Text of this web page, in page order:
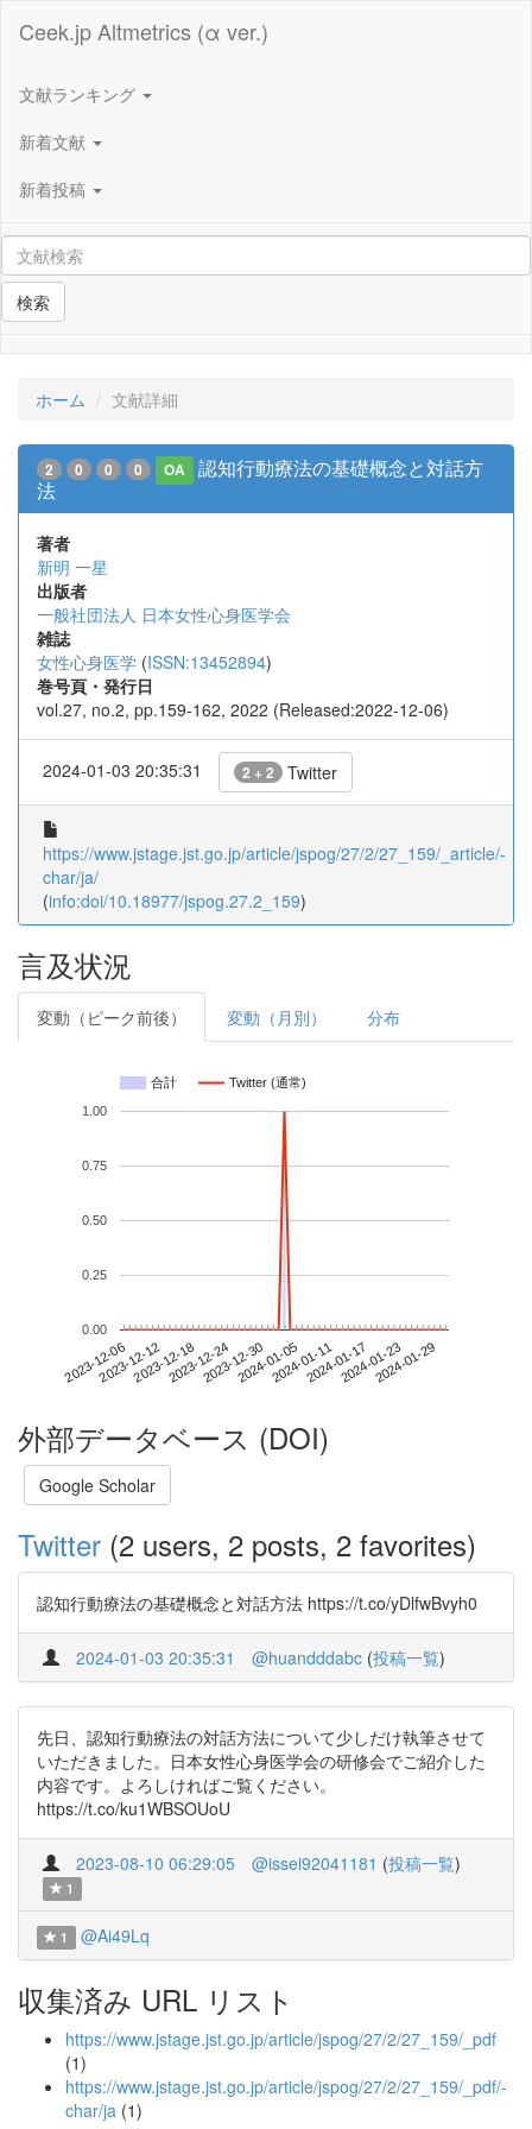
Ceek.jp Altmetrics (α ver.)
文献ランキング
新着文献
新着投稿
検索
ホーム 文献詳細
2 0 0 0 OA
認知行動療法の基礎概念と対話方
法
著者
新明 一星
出版者
一般社団法人 日本女性心身医学会
雑誌
女性心身医学 (ISSN:13452894)
巻号頁・発行日
vol.27, no.2, pp.159-162, 2022 (Released:2022-12-06)
2024-01-03 20:35:31 2 + 2 Twitter
https://www.jstage.jst.go.jp/article/jspog/27/2/27_159/_article/-
char/ja/
(info:doi/10.18977/jspog.27.2_159)
言及状況
変動（ピーク前後） 変動（月別） 分布
合計 Twitter (通常)
2023-12-062023-12-122023-12-182023-12-242023-12-302024-01-052024-01-112024-01-172024-01-232024-01-29
0.00
0.25
0.50
0.75
1.00
外部データベース (DOI)
Google Scholar
Twitter (2 users, 2 posts, 2 favorites)
認知行動療法の基礎概念と対話方法 https://t.co/yDlfwBvyh0
2024-01-03 20:35:31 @huandddabc (投稿一覧)
先日、認知行動療法の対話方法について少しだけ執筆させて
いただきました。日本女性心身医学会の研修会でご紹介した
内容です。よろしければご覧ください。
https://t.co/ku1WBSOUoU
2023-08-10 06:29:05 @issei92041181 (投稿一覧)
1
1 @Ai49Lq
収集済み URL リスト
https://www.jstage.jst.go.jp/article/jspog/27/2/27_159/_pdf
(1)
https://www.jstage.jst.go.jp/article/jspog/27/2/27_159/_pdf/-
char/ja (1)